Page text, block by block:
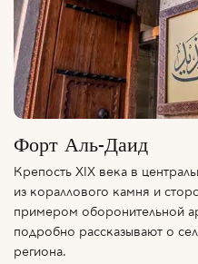
Форт Аль-Даид
Крепость XIX века в
из кораллового камня и
примером оборонительной
подробно рассказывают о
региона.